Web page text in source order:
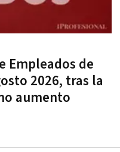
Empleados de
2026, tras la
aumento